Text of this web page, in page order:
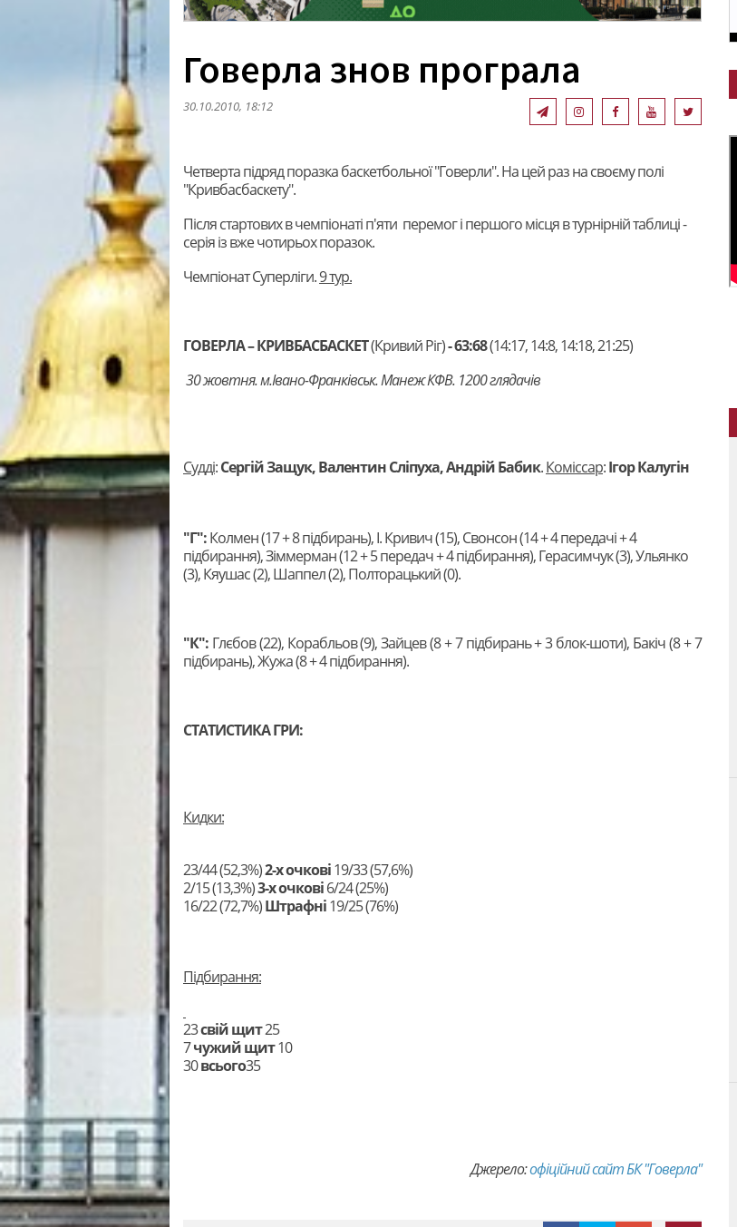
Говерла знов програла
30.10.2010, 18:12
Четверта підряд поразка баскетбольної "Говерли". На цей раз на своєму полі
"Кривбасбаскету".
Після стартових в чемпіонаті п'яти перемог і першого місця в турнірній таблиці -
серія із вже чотирьох поразок.
Чемпіонат Суперліги.9 тур.
ГОВЕРЛА – КРИВБАСБАСКЕТ(Кривий Ріг)-63:68(14:17,14:8,14:18,21:25)
30 жовтня. м.Івано-Франківськ. Манеж КФВ. 1200 глядачів
Судді:Сергій Защук, Валентин Сліпуха, Андрій Бабик.Коміссар:Ігор Калугін
"Г":Колмен (17 + 8 підбирань), І. Кривич (15), Свонсон (14 + 4 передачі + 4
підбирання), Зіммерман (12 + 5 передач + 4 підбирання), Герасимчук (3), Ульянко
(3), Кяушас (2), Шаппел (2), Полторацький (0).
"К": Глєбов (22), Корабльов (9), Зайцев (8 + 7 підбирань + 3 блок-шоти), Бакіч (8 + 7
підбирань), Жужа (8 + 4 підбирання).
СТАТИСТИКА ГРИ:
Кидки:
23/44 (52,3%)2-х очкові19/33 (57,6%)
2/15 (13,3%)3-х очкові6/24 (25%)
16/22 (72,7%)Штрафні19/25 (76%)
Підбирання:
23свій щит25
7чужий щит10
30всього35
Джерело:офіційний сайт БК "Говерла"